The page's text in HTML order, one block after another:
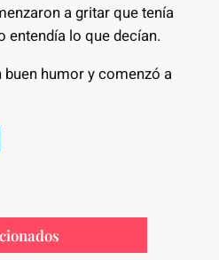
a gritar que tenía
entendía lo que decían.
humor y comenzó a
e